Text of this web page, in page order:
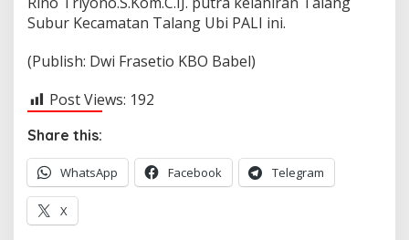
Subur Kecamatan Talang Ubi PALI ini.
(Publish: Dwi Frasetio KBO Babel)
Post Views: 192
Share this:
WhatsApp Facebook Telegram
X